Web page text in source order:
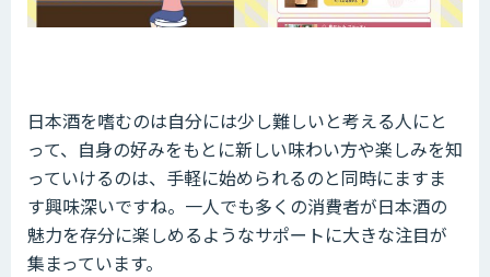
日本酒を嗜むのは自分には少し難しいと考える人にと
って、自身の好みをもとに新しい味わい方や楽しみを知
っていけるのは、手軽に始められるのと同時にますま
す興味深いですね。一人でも多くの消費者が日本酒の
魅力を存分に楽しめるようなサポートに大きな注目が
集まっています。